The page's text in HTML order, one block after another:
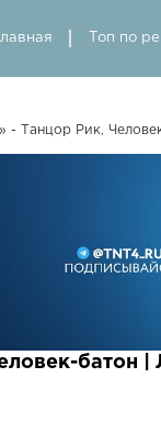
Топ по
- Танцор Рик,
батон